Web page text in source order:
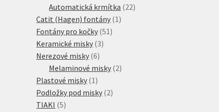
produktů
Automatická krmítka 2222
Catit (Hagen) fontány 1 1
Fontány pro kočky 51 51
Keramické misky 33
Nerezové misky 66
produktů
Melaminové misky 22
Plastové misky 1 1
produkt
Podložky pod misky 22
TIAKI 55